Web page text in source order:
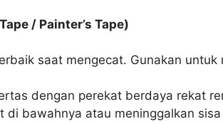
/ Painter’s Tape)
saat mengecat. Gunakan
dengan perekat berdaya rekat
di bawahnya atau meninggalkan sisa